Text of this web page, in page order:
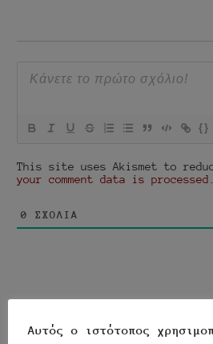
{}
This site uses Akismet to
your comment data is processed.
0 ΣΧΌΛΙΑ
Αυτός ο ιστότοπος